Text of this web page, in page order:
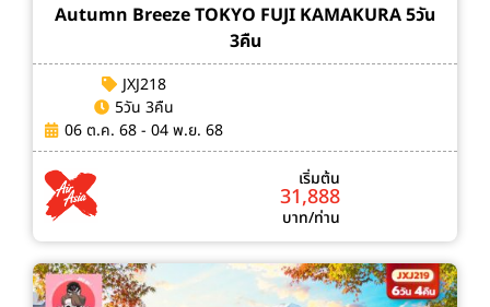
Autumn Breeze TOKYO FUJI KAMAKURA 5วัน
3คืน
JXJ218
5วัน 3คืน
06 ต.ค. 68 - 04 พ.ย. 68
เริ่มต้น
31,888
บาท/ท่าน